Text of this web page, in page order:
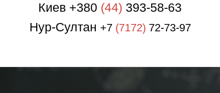
Киев +380 (44) 393-58-63
Нур-Султан +7 (7172) 72-73-97